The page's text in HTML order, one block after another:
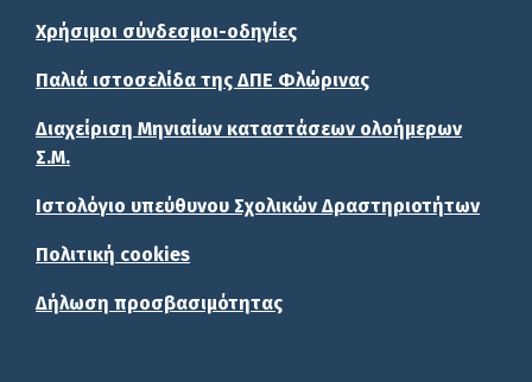
Χρήσιμοι σύνδεσμοι-οδηγίες
Παλιά ιστοσελίδα της ΔΠΕ Φλώρινας
Διαχείριση Μηνιαίων καταστάσεων ολοήμερων
Σ.Μ.
Ιστολόγιο υπεύθυνου Σχολικών Δραστηριοτήτων
Πολιτική cookies
Δήλωση προσβασιμότητας